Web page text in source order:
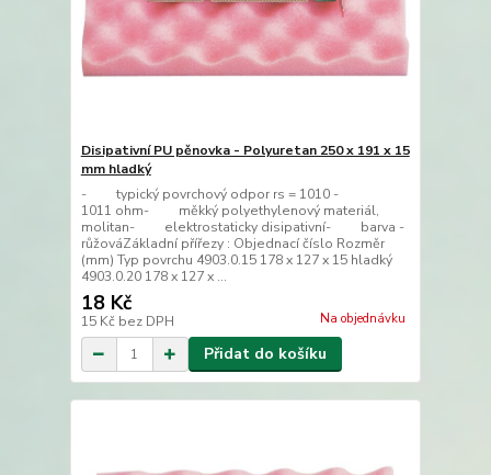
Disipativní PU pěnovka - Polyuretan 250 x 191 x 15
mm hladký
- typický povrchový odpor rs = 1010 -
1011 ohm- měkký polyethylenový materiál,
molitan- elektrostaticky disipativní- barva -
růžováZákladní přířezy : Objednací číslo Rozměr
(mm) Typ povrchu 4903.0.15 178 x 127 x 15 hladký
4903.0.20 178 x 127 x ...
18 Kč
15 Kč bez DPH Na objednávku
Přidat do košíku